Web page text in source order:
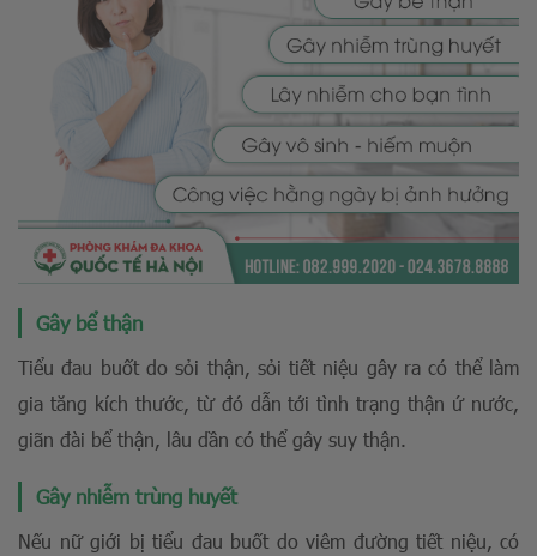
Gây bể thận
Tiểu đau buốt do sỏi thận, sỏi tiết niệu gây ra có thể làm
gia tăng kích thước, từ đó dẫn tới tình trạng thận ứ nước,
giãn đài bể thận, lâu dần có thể gây suy thận.
Gây nhiễm trùng huyết
Nếu nữ giới bị tiểu đau buốt do viêm đường tiết niệu, có